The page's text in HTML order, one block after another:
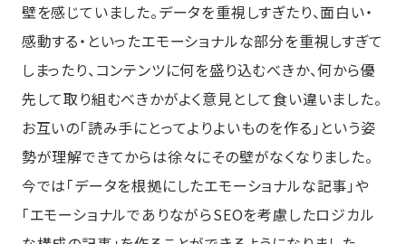
壁を感じていました。データを重視しすぎたり、面白い・
感動する・といったエモーショナルな部分を重視しすぎて
しまったり、コンテンツに何を盛り込むべきか、何から優
先して取り組むべきかがよく意見として食い違いました。
お互いの「読み手にとってよりよいものを作る」という姿
勢が理解できてからは徐々にその壁がなくなりました。
今では「データを根拠にしたエモーショナルな記事」や
「エモーショナルでありながらSEOを考慮したロジカル